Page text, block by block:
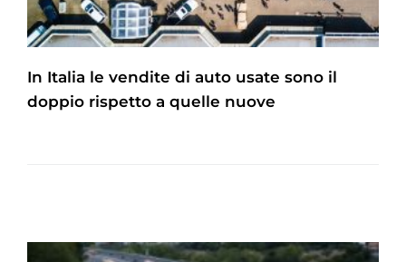
In Italia le vendite di auto usate sono il
doppio rispetto a quelle nuove